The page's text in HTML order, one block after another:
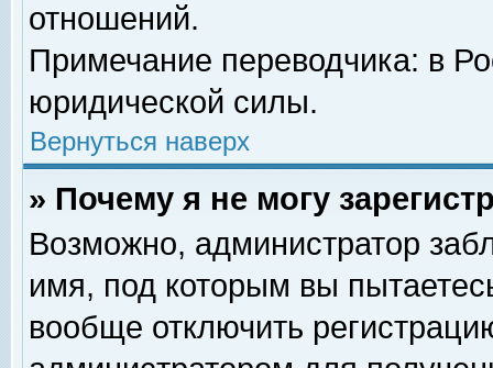
отношений.
Примечание переводчика: в
юридической силы.
Вернуться наверх
» Почему я не могу
Возможно, администратор
имя, под которым вы
вообще отключить